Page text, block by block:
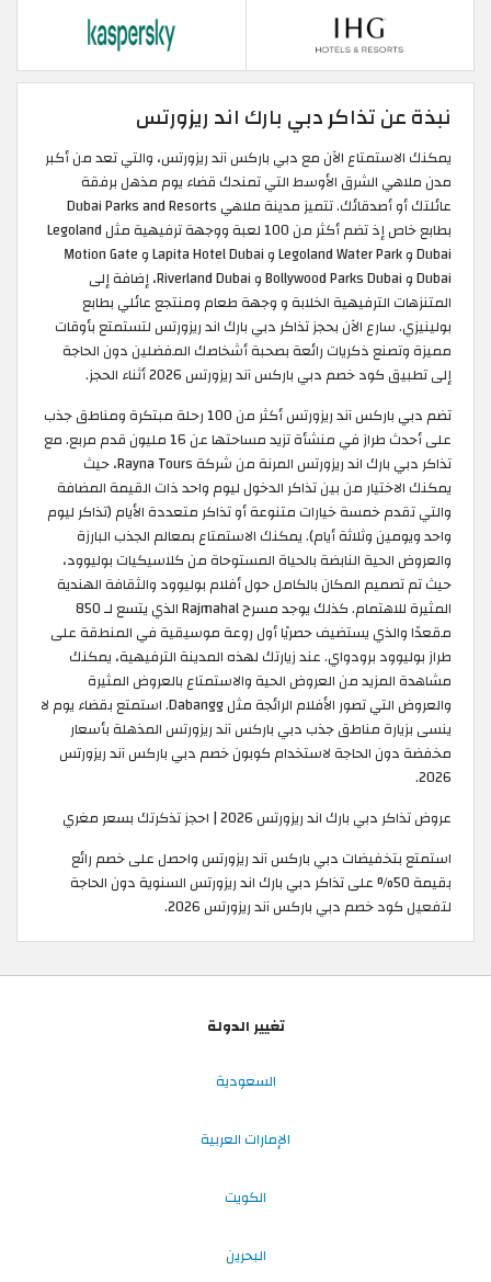
نبذة عن تذاكر دبي بارك اند ريزورتس
يمكنك الاستمتاع الآن مع دبي باركس آند ريزورتس، والتي تعد من أكبر
مدن ملاهي الشرق الأوسط التي تمنحك قضاء يوم مذهل برفقة
عائلتك أو أصدقائك. تتميز مدينة ملاهي Dubai Parks and Resorts
بطابع خاص إذ تضم أكثر من 100 لعبة ووجهة ترفيهية مثل Legoland
Dubai و Legoland Water Park و Lapita Hotel Dubai و Motion Gate
Dubai و Bollywood Parks Dubai و Riverland Dubai، إضافة إلى
المتنزهات الترفيهية الخلابة و وجهة طعام ومنتجع عائلي بطابع
بولينيزي. سارع الآن بحجز تذاكر دبي بارك اند ريزورتس لتستمتع بأوقات
مميزة وتصنع ذكريات رائعة بصحبة أشخاصك المفضلين دون الحاجة
إلى تطبيق كود خصم دبي باركس آند ريزورتس 2026 أثناء الحجز.
تضم دبي باركس آند ريزورتس أكثر من 100 رحلة مبتكرة ومناطق جذب
على أحدث طراز في منشأة تزيد مساحتها عن 16 مليون قدم مربع. مع
تذاكر دبي بارك اند ريزورتس المرنة من شركة Rayna Tours، حيث
يمكنك الاختيار من بين تذاكر الدخول ليوم واحد ذات القيمة المضافة
والتي تقدم خمسة خيارات متنوعة أو تذاكر متعددة الأيام (تذاكر ليوم
واحد ويومين وثلاثة أيام). يمكنك الاستمتاع بمعالم الجذب البارزة
والعروض الحية النابضة بالحياة المستوحاة من كلاسيكيات بوليوود،
حيث تم تصميم المكان بالكامل حول أفلام بوليوود والثقافة الهندية
المثيرة للاهتمام. كذلك يوجد مسرح Rajmahal الذي يتسع لـ 850
مقعدًا والذي يستضيف حصريًا أول روعة موسيقية في المنطقة على
طراز بوليوود برودواي. عند زيارتك لهذه المدينة الترفيهية، يمكنك
مشاهدة المزيد من العروض الحية والاستمتاع بالعروض المثيرة
والعروض التي تصور الأفلام الرائجة مثل Dabangg. استمتع بقضاء يوم لا
ينسى بزيارة مناطق جذب دبي باركس آند ريزورتس المذهلة بأسعار
مخفضة دون الحاجة لاستخدام كوبون خصم دبي باركس آند ريزورتس
2026.
عروض تذاكر دبي بارك اند ريزورتس 2026 | احجز تذكرتك بسعر مغري
استمتع بتخفيضات دبي باركس آند ريزورتس واحصل على خصم رائع
بقيمة 50% على تذاكر دبي بارك اند ريزورتس السنوية دون الحاجة
لتفعيل كود خصم دبي باركس آند ريزورتس 2026.
تغيير الدولة
السعودية
الإمارات العربية
الكويت
البحرين